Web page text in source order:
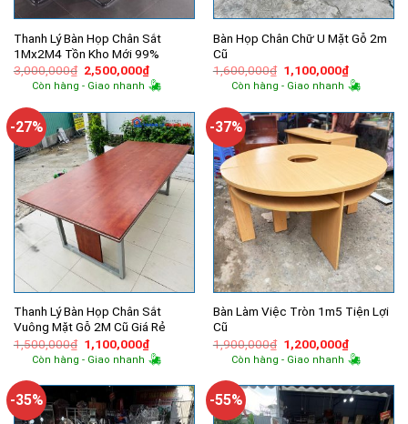
Thanh Lý Bàn Họp Chân Sắt
1Mx2M4 Tồn Kho Mới 99%
3,000,000₫ Giá
gốc
là:
2,500,000₫Giá
hiện
tại
2,500,000₫.
Còn hàng - Giao nhanh
Bàn Họp Chân Chữ U Mặt Gỗ 2m
Cũ
1,600,000₫ Giá
gốc
là:
1,100,000₫Giá
hiện
tại
Còn hàng - Giao nhanh
-27%
Thanh Lý Bàn Họp Chân Sắt
Vuông Mặt Gỗ 2M Cũ Giá Rẻ
1,500,000₫ Giá
gốc
là:
1,100,000₫Giá
hiện
tại
1,100,000₫.
Còn hàng - Giao nhanh
-37%
Bàn Làm Việc Tròn 1m5 Tiện Lợi
Cũ
1,900,000₫ Giá
gốc
là:
1,200,000₫Giá
hiện
tại
Còn hàng - Giao nhanh
-35% -55%